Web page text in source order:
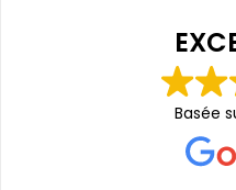
Basée